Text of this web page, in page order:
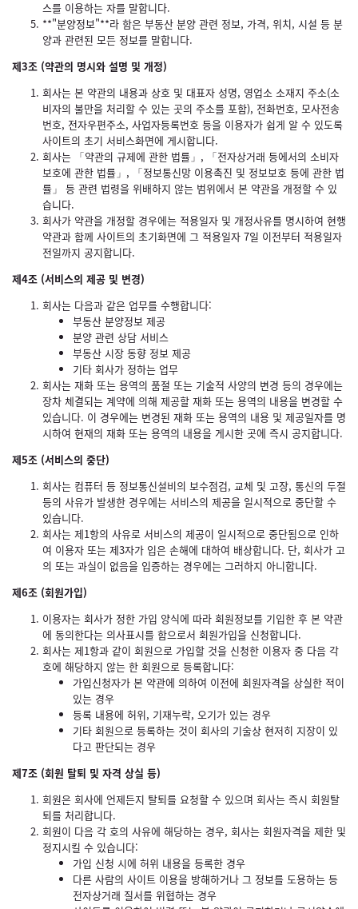
스를 이용하는 자를 말합니다.
**"분양정보"**라 함은 부동산 분양 관련 정보, 가격, 위치, 시설 등 분
양과 관련된 모든 정보를 말합니다.
제3조 (약관의 명시와 설명 및 개정)
회사는 본 약관의 내용과 상호 및 대표자 성명, 영업소 소재지 주소(소
비자의 불만을 처리할 수 있는 곳의 주소를 포함), 전화번호, 모사전송
번호, 전자우편주소, 사업자등록번호 등을 이용자가 쉽게 알 수 있도록
사이트의 초기 서비스화면에 게시합니다.
회사는 「약관의 규제에 관한 법률」, 「전자상거래 등에서의 소비자
보호에 관한 법률」, 「정보통신망 이용촉진 및 정보보호 등에 관한 법
률」 등 관련 법령을 위배하지 않는 범위에서 본 약관을 개정할 수 있
습니다.
회사가 약관을 개정할 경우에는 적용일자 및 개정사유를 명시하여 현행
약관과 함께 사이트의 초기화면에 그 적용일자 7일 이전부터 적용일자
전일까지 공지합니다.
제4조 (서비스의 제공 및 변경)
회사는 다음과 같은 업무를 수행합니다:
부동산 분양정보 제공
분양 관련 상담 서비스
부동산 시장 동향 정보 제공
기타 회사가 정하는 업무
회사는 재화 또는 용역의 품절 또는 기술적 사양의 변경 등의 경우에는
장차 체결되는 계약에 의해 제공할 재화 또는 용역의 내용을 변경할 수
있습니다. 이 경우에는 변경된 재화 또는 용역의 내용 및 제공일자를 명
시하여 현재의 재화 또는 용역의 내용을 게시한 곳에 즉시 공지합니다.
제5조 (서비스의 중단)
회사는 컴퓨터 등 정보통신설비의 보수점검, 교체 및 고장, 통신의 두절
등의 사유가 발생한 경우에는 서비스의 제공을 일시적으로 중단할 수
있습니다.
회사는 제1항의 사유로 서비스의 제공이 일시적으로 중단됨으로 인하
여 이용자 또는 제3자가 입은 손해에 대하여 배상합니다. 단, 회사가 고
의 또는 과실이 없음을 입증하는 경우에는 그러하지 아니합니다.
제6조 (회원가입)
이용자는 회사가 정한 가입 양식에 따라 회원정보를 기입한 후 본 약관
에 동의한다는 의사표시를 함으로서 회원가입을 신청합니다.
회사는 제1항과 같이 회원으로 가입할 것을 신청한 이용자 중 다음 각
호에 해당하지 않는 한 회원으로 등록합니다:
가입신청자가 본 약관에 의하여 이전에 회원자격을 상실한 적이
있는 경우
등록 내용에 허위, 기재누락, 오기가 있는 경우
기타 회원으로 등록하는 것이 회사의 기술상 현저히 지장이 있
다고 판단되는 경우
제7조 (회원 탈퇴 및 자격 상실 등)
회원은 회사에 언제든지 탈퇴를 요청할 수 있으며 회사는 즉시 회원탈
퇴를 처리합니다.
회원이 다음 각 호의 사유에 해당하는 경우, 회사는 회원자격을 제한 및
정지시킬 수 있습니다:
가입 신청 시에 허위 내용을 등록한 경우
다른 사람의 사이트 이용을 방해하거나 그 정보를 도용하는 등
전자상거래 질서를 위협하는 경우